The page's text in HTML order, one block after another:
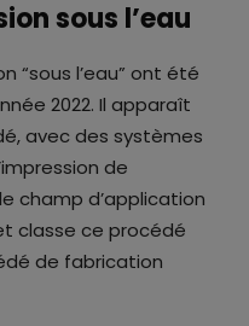
sous l’eau
“sous l’eau” ont été
2022. Il apparaît
avec des systèmes
de
champ d’application
classe ce procédé
de fabrication